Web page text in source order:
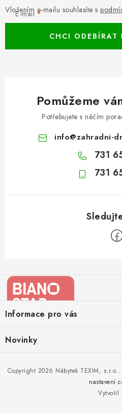
E-mail
Vložením e-mailu souhlasíte s
CHCI ODEBÍRAT
Pomůžeme
Potřebujete s něčím
info@zahradni-
731
731
aInformace pro vás
Kontakty
Doprava nábytku k Vám
Novinky
to!
Nakupujte zahradní nábytek i v zimě
Vytvořil
Copyright 2026 Nábytek TEXIM, s.r.o..
nastavení